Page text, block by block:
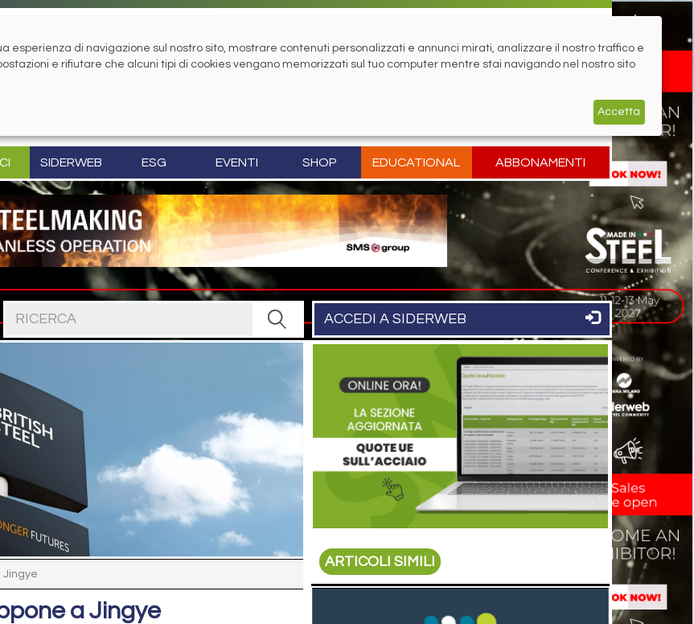
SIDERWEB ESG EVENTI SHOP EDUCATIONAL ABBONAMENTI
ACCEDI A SIDERWEB
Jingye
a Jingye
ARTICOLI SIMILI
di navigazione sul nostro sito, mostrare contenuti personalizzati e annunci mirati, analizzare il nostro traffico e
e rifiutare che alcuni tipi di cookies vengano memorizzati sul tuo computer mentre stai navigando nel nostro sito
Accetta